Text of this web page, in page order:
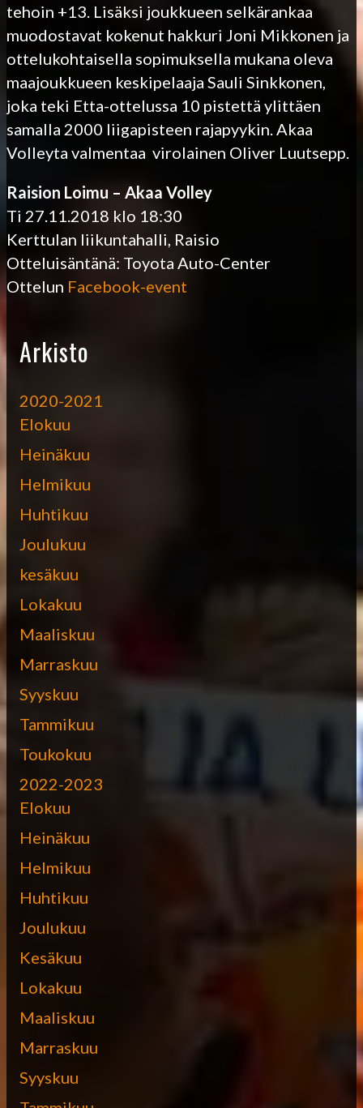
tehoin +13. Lisäksi joukkueen selkärankaa
muodostavat kokenut hakkuri Joni Mikkonen ja
ottelukohtaisella sopimuksella mukana oleva
maajoukkueen keskipelaaja Sauli Sinkkonen,
joka teki Etta-ottelussa 10 pistettä ylittäen
samalla 2000 liigapisteen rajapyykin. Akaa
Volleyta valmentaa virolainen Oliver Luutsepp.
Raision Loimu – Akaa Volley
Ti 27.11.2018 klo 18:30
Kerttulan liikuntahalli, Raisio
Otteluisäntänä: Toyota Auto-Center
Ottelun Facebook-event
Arkisto
2020-2021
Elokuu
Heinäkuu
Helmikuu
Huhtikuu
Joulukuu
kesäkuu
Lokakuu
Maaliskuu
Marraskuu
Syyskuu
Tammikuu
Toukokuu
2022-2023
Elokuu
Heinäkuu
Helmikuu
Huhtikuu
Joulukuu
Kesäkuu
Lokakuu
Maaliskuu
Marraskuu
Syyskuu